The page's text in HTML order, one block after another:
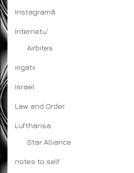
Instagramă
Internetu'
Airbites
irigatii
Israel
Law and Order
Lufthansa
Star Alliance
notes to self